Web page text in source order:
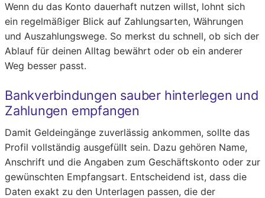
Wenn du das Konto dauerhaft nutzen willst, lohnt sich
ein regelmäßiger Blick auf Zahlungsarten, Währungen
und Auszahlungswege. So merkst du schnell, ob sich der
Ablauf für deinen Alltag bewährt oder ob ein anderer
Weg besser passt.
Bankverbindungen sauber hinterlegen und
Zahlungen empfangen
Damit Geldeingänge zuverlässig ankommen, sollte das
Profil vollständig ausgefüllt sein. Dazu gehören Name,
Anschrift und die Angaben zum Geschäftskonto oder zur
gewünschten Empfangsart. Entscheidend ist, dass die
Daten exakt zu den Unterlagen passen, die der